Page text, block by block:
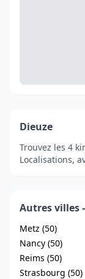
Dieuze
Trouvez les 4
Localisations,
Autres villes
Metz (50)
Nancy (50)
Reims (50)
Strasbourg (50)